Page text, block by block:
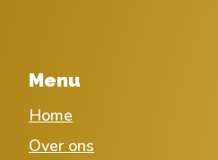
Menu
Home
Over ons